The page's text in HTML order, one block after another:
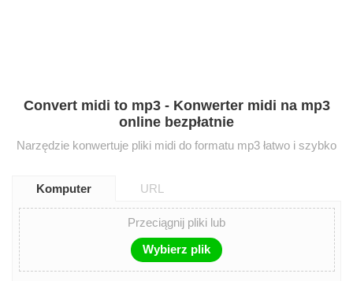
Convert midi to mp3 - Konwerter midi na mp3
online bezpłatnie
Narzędzie konwertuje pliki midi do formatu mp3 łatwo i szybko
Komputer URL
Przeciągnij pliki lub
Wybierz plik